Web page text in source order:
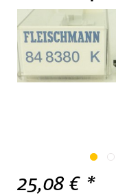
25,08 € *